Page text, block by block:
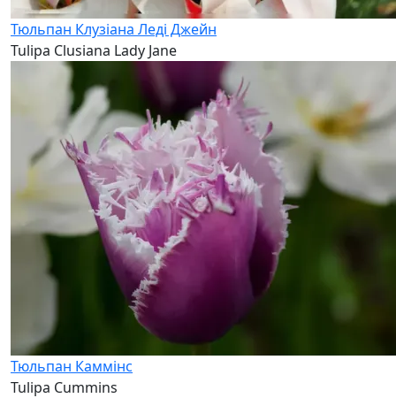
Тюльпан Клузіана Леді Джейн
Tulipa Clusiana Lady Jane
Тюльпан Каммінс
Tulipa Cummins